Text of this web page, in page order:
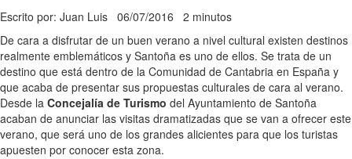
Escrito por: Juan Luis 06/07/2016 2 minutos
De cara a disfrutar de un buen verano a nivel cultural existen destinos
realmente emblemáticos y Santoña es uno de ellos. Se trata de un
destino que está dentro de la Comunidad de Cantabria en España y
que acaba de presentar sus propuestas culturales de cara al verano.
Desde la Concejalía de Turismo del Ayuntamiento de Santoña
acaban de anunciar las visitas dramatizadas que se van a ofrecer este
verano, que será uno de los grandes alicientes para que los turistas
apuesten por conocer esta zona.